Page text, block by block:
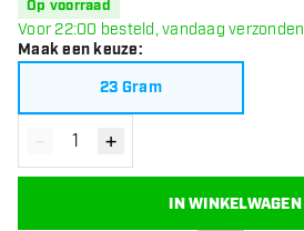
Gratis verzending
Op voorraad
Voor 22:00 besteld, vandaag verzonden
Maak een keuze:
23 Gram
Verminder hoeveelheid
- Verhoog hoeveelheid
+
IN WINKELWAGEN